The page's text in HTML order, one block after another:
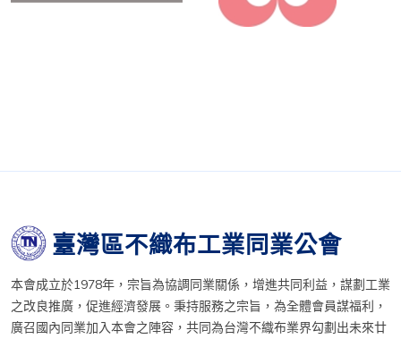
臺灣區不織布工業同業公會
本會成立於1978年，宗旨為協調同業關係，增進共同利益，謀劃工業
之改良推廣，促進經濟發展。秉持服務之宗旨，為全體會員謀福利，
廣召國內同業加入本會之陣容，共同為台灣不織布業界勾劃出未來廿